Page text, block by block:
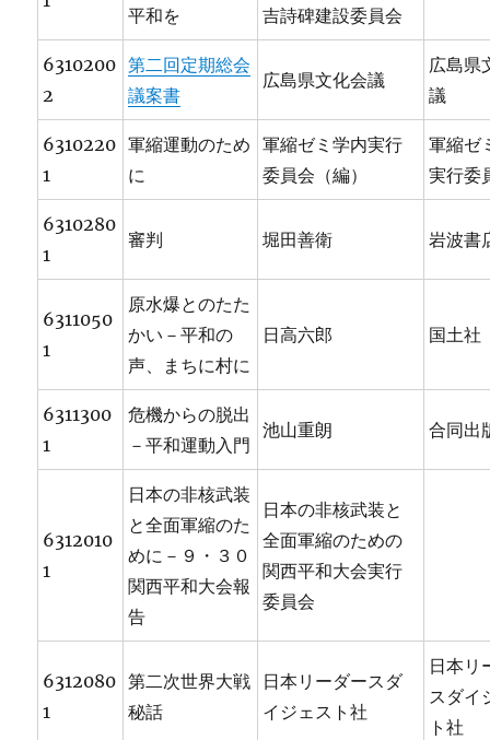
平和を 吉詩碑建設委員会
6310200
2
第二回定期総会
議案書
広島県文化会議
広島県
議
6310220
1
軍縮運動のため
に
軍縮ゼミ学内実行
委員会（編）
軍縮ゼ
実行委
6310280
1
審判 堀田善衛 岩波書
6311050
1
原水爆とのたた
かい－平和の
声、まちに村に
日高六郎 国土社
6311300
1
危機からの脱出
－平和運動入門
池山重朗 合同出
6312010
1
日本の非核武装
と全面軍縮のた
めに－９・３０
関西平和大会報
告
日本の非核武装と
全面軍縮のための
関西平和大会実行
委員会
6312080
1
第二次世界大戦
秘話
日本リーダースダ
イジェスト社
日本リ
スダイ
ト社